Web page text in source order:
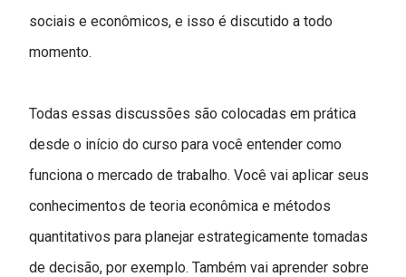
sociais e econômicos, e isso é discutido a todo
momento.
Todas essas discussões são colocadas em prática
desde o início do curso para você entender como
funciona o mercado de trabalho. Você vai aplicar seus
conhecimentos de teoria econômica e métodos
quantitativos para planejar estrategicamente tomadas
de decisão, por exemplo. Também vai aprender sobre